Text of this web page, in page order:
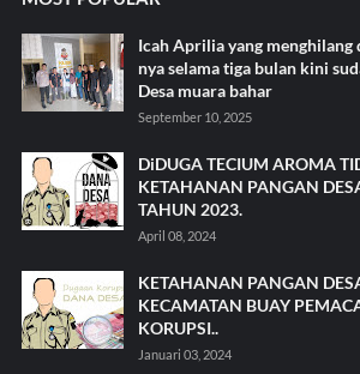
Icah Aprilia yang
nya selama tiga bulan kini
Desa muara bahar
September 10, 2025
DiDUGA TECIUM AROMA
KETAHANAN PANGAN
TAHUN 2023.
April 08, 2024
KETAHANAN PANGAN
KECAMATAN BUAY
KORUPSI..
Januari 03, 2024